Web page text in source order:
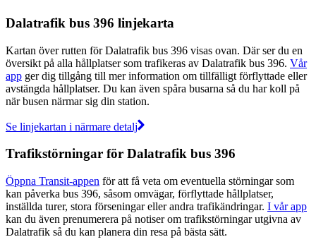
Dalatrafik bus 396 linjekarta
Kartan över rutten för Dalatrafik bus 396 visas ovan. Där ser du en
översikt på alla hållplatser som trafikeras av Dalatrafik bus 396. Vår
app ger dig tillgång till mer information om tillfälligt förflyttade eller
avstängda hållplatser. Du kan även spåra busarna så du har koll på
när busen närmar sig din station.
Se linjekartan i närmare detalj
Trafikstörningar för Dalatrafik bus 396
Öppna Transit-appen för att få veta om eventuella störningar som
kan påverka bus 396, såsom omvägar, förflyttade hållplatser,
inställda turer, stora förseningar eller andra trafikändringar. I vår app
kan du även prenumerera på notiser om trafikstörningar utgivna av
Dalatrafik så du kan planera din resa på bästa sätt.